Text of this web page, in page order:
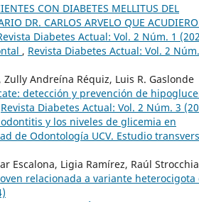
CON DIABETES MELLITUS DEL
DR. CARLOS ARVELO QUE
Diabetes Actual: Vol. 2 Núm. 1
, Revista Diabetes Actual: Vol. 2
Andreína Réquiz, Luis R. Gaslonde
detección y prevención de
Revista Diabetes Actual: Vol. 2 Núm. 3
y los niveles de glicemia en
de Odontología UCV. Estudio
Escalona, Ligia Ramírez, Raúl
relacionada a variante heterocigota